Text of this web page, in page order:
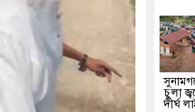
চুলা
দীর্ঘ